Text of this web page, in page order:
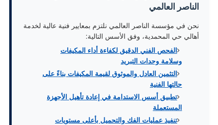
الناصر العالمي
نحن في مؤسسة الناصر العالمي نلتزم بمعايير فنية عالية لخدمة
أهالي حي المحمدية، وفق الأسس التالية:
الفحص الفني الدقيق لكفاءة أداء المكيفات
وسلامة وحدات التبريد
التثمين العادل والموثوق لقيمة المكيفات بناءً على
حالتها الفنية
تطبيق أسس الاستدامة في إعادة تأهيل الأجهزة
المستعملة
تنفيذ عمليات الفك والتحميل بأعلى مستويات